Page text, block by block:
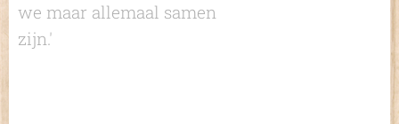
we maar allemaal samen
zijn.'